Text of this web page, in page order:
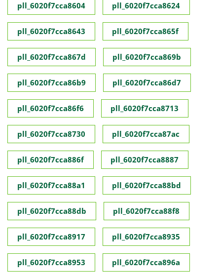
pll_6020f7cca8604 pll_6020f7cca8624
pll_6020f7cca8643 pll_6020f7cca865f
pll_6020f7cca867d pll_6020f7cca869b
pll_6020f7cca86b9 pll_6020f7cca86d7
pll_6020f7cca86f6 pll_6020f7cca8713
pll_6020f7cca8730 pll_6020f7cca87ac
pll_6020f7cca886f pll_6020f7cca8887
pll_6020f7cca88a1 pll_6020f7cca88bd
pll_6020f7cca88db pll_6020f7cca88f8
pll_6020f7cca8917 pll_6020f7cca8935
pll_6020f7cca8953 pll_6020f7cca896a